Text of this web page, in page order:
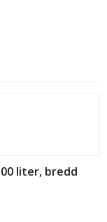
liter, bredd